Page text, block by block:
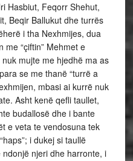
Hasbiut, Feqorr Shehut,
Beqir Ballukut dhe turrës
i tha Nexhmijes, dua
me “çiftin” Mehmet e
mujte me hjedhë ma as
se me thanë “turrë a
mbasi ai kurrë nuk
Asht kenë qefli taullet,
budallosë dhe i bante
e veta te vendosuna tek
i dukej si taullë
njeri dhe harronte, i